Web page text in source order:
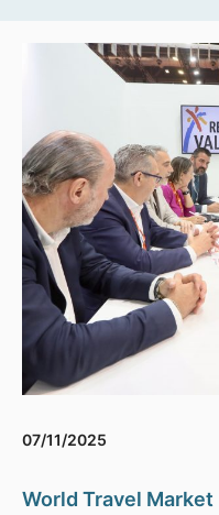
07/11/2025
World Travel Market